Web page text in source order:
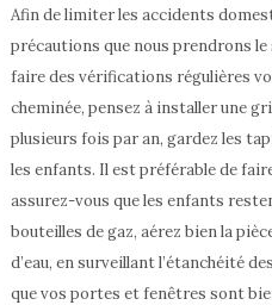
Afin de limiter les accidents
précautions que nous prendrons
faire des vérifications régulières
cheminée, pensez à installer une
plusieurs fois par an, gardez les
les enfants. Il est préférable de
assurez-vous que les enfants
bouteilles de gaz, aérez bien la
d’eau, en surveillant l’étanchéité
que vos portes et fenêtres sont